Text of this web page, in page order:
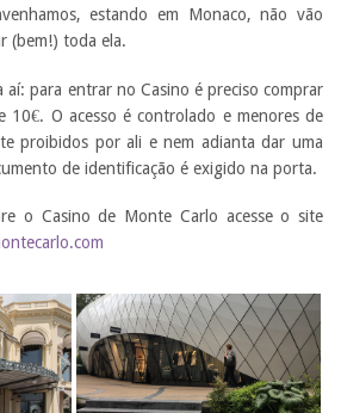
estando em Monaco, não vão
(bem!) toda ela.
aí: para entrar no Casino é preciso comprar
10€. O acesso é controlado e menores de
proibidos por ali e nem adianta dar uma
de identificação é exigido na porta.
o Casino de Monte Carlo acesse o site